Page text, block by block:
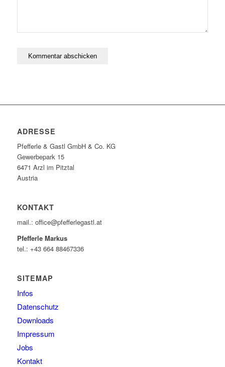
ADRESSE
Pfefferle & Gastl GmbH & Co. KG
Gewerbepark 15
6471 Arzl im Pitztal
Austria
KONTAKT
mail.: office@pfefferlegastl.at
Pfefferle Markus
tel.: +43 664 88467336
SITEMAP
Infos
Datenschutz
Downloads
Impressum
Jobs
Kontakt